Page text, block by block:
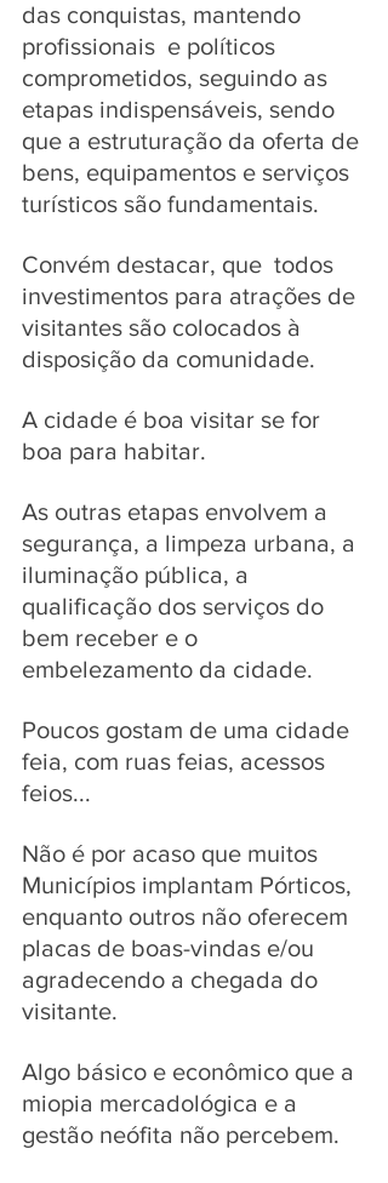
das conquistas, mantendo
profissionais  e políticos
comprometidos, seguindo as
etapas indispensáveis, sendo
que a estruturação da oferta de
bens, equipamentos e serviços
turísticos são fundamentais.
Convém destacar, que  todos
investimentos para atrações de
visitantes são colocados à
disposição da comunidade.
A cidade é boa visitar se for
boa para habitar.
As outras etapas envolvem a
segurança, a limpeza urbana, a
iluminação pública, a
qualificação dos serviços do
bem receber e o
embelezamento da cidade.
Poucos gostam de uma cidade
feia, com ruas feias, acessos
feios...
Não é por acaso que muitos
Municípios implantam Pórticos,
enquanto outros não oferecem
placas de boas-vindas e/ou
agradecendo a chegada do
visitante.
Algo básico e econômico que a
miopia mercadológica e a
gestão neófita não percebem.